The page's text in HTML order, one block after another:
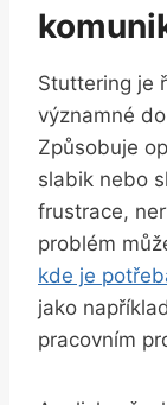
Stuttering je
významné
Způsobuje
slabik nebo
frustrace,
problém
kde je
jako
pracovním